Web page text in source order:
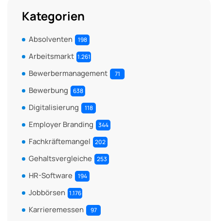
Kategorien
Absolventen 198
Arbeitsmarkt 1.261
Bewerbermanagement 71
Bewerbung 638
Digitalisierung 118
Employer Branding 344
Fachkräftemangel 202
Gehaltsvergleiche 253
HR-Software 194
Jobbörsen 1.176
Karrieremessen 97